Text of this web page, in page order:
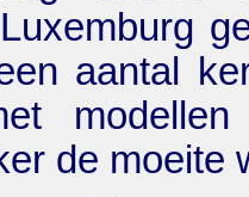
aantal
de moeite